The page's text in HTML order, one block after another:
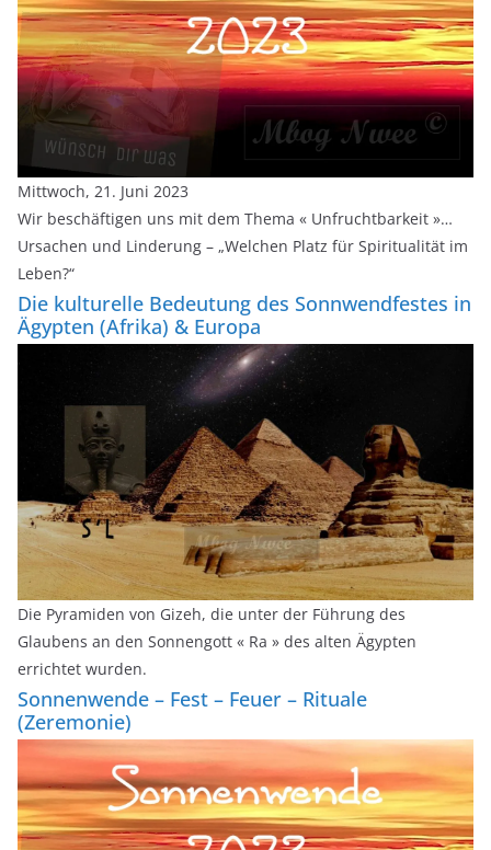
Mittwoch, 21. Juni 2023
Wir beschäftigen uns mit dem Thema « Unfruchtbarkeit »…
Ursachen und Linderung – „Welchen Platz für Spiritualität im
Leben?“
Die kulturelle Bedeutung des Sonnwendfestes in
Ägypten (Afrika) & Europa
Die Pyramiden von Gizeh, die unter der Führung des
Glaubens an den Sonnengott « Ra » des alten Ägypten
errichtet wurden.
Sonnenwende – Fest – Feuer – Rituale
(Zeremonie)